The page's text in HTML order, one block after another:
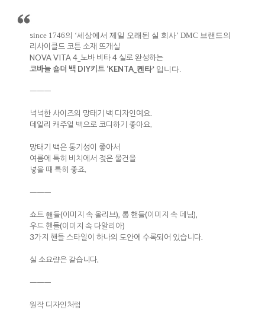
since 1746의 ‘세상에서 제일 오래된 실 회사’ DMC 브랜드의
리사이클드 코튼 소재 뜨개실
NOVA VITA 4_노바 비타 4 실로 완성하는
코바늘 숄더 백 DIY키트 ‘KENTA_ 켄타’ 입니다.
ㅡㅡㅡ
넉넉한 사이즈의 망태기 백 디자인예요.
데일리 캐주얼 백으로 코디하기 좋아요.
망태기 백은 통기성이 좋아서
여름에 특히 비치에서 젖은 물건을
넣을 때 특히 좋죠.
ㅡㅡㅡ
쇼트 핸들(이미지 속 올리브), 롱 핸들(이미지 속 데님),
우드 핸들(이미지 속 다알리아)
3가지 핸들 스타일이 하나의 도안에 수록되어 있습니다.
실 소요량은 같습니다.
ㅡㅡㅡ
원작 디자인처럼